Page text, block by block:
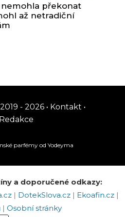
nemohla překonat
až netradiční
- 2026 • Kontakt •
Redakce
parfémyod Yodeyma
a doporučené odkazy:
| DotekSlova.cz | Ekoafin.cz |
| Osobní stránky